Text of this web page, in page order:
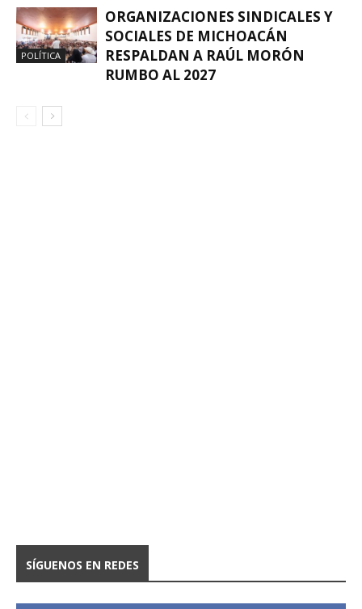
POLÍTICA
ORGANIZACIONES SINDICALES Y
SOCIALES DE MICHOACÁN
RESPALDAN A RAÚL MORÓN
RUMBO AL 2027
SÍGUENOS EN REDES